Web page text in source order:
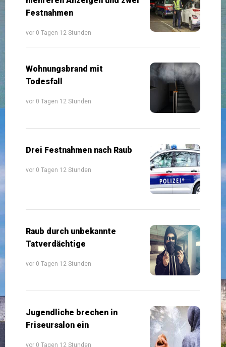
Festnahmen
vor 0 Tagen 12 Stunden
Wohnungsbrand mit
Todesfall
vor 0 Tagen 12 Stunden
Drei Festnahmen nach Raub
vor 0 Tagen 12 Stunden
Raub durch unbekannte
Tatverdächtige
vor 0 Tagen 12 Stunden
Jugendliche brechen in
Friseursalon ein
vor 0 Tagen 12 Stunden